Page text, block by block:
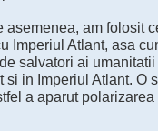
am folosit
Imperiul Atlant, asa
salvatori ai
in Imperiul Atlant. O
a aparut